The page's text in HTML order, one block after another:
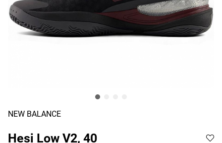
NEW BALANCE
Hesi Low V2, 40